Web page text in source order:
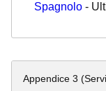
Spagnolo -
Appendice 3